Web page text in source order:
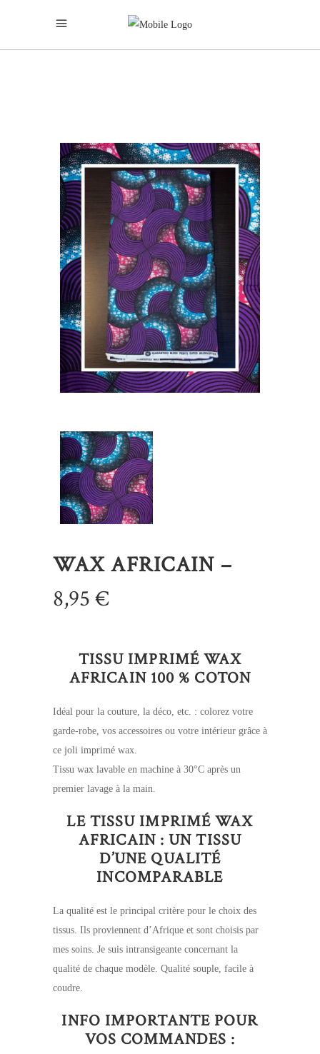
WAX AFRICAIN –
8,95€
TISSU IMPRIMÉ WAX
AFRICAIN 100 % COTON
Idéal pour la couture, la déco, etc. : colorez votre
garde-robe, vos accessoires ou votre intérieur grâce à
ce joli imprimé wax.
Tissu wax lavable en machine à 30°C après un
premier lavage à la main.
LE TISSU IMPRIMÉ WAX
AFRICAIN : UN TISSU
D’UNE QUALITÉ
INCOMPARABLE
La qualité est le principal critère pour le choix des
tissus. Ils proviennent d’Afrique et sont choisis par
mes soins. Je suis intransigeante concernant la
qualité de chaque modèle. Qualité souple, facile à
coudre.
INFO IMPORTANTE POUR
VOS COMMANDES :